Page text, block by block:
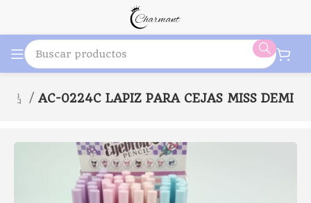
品 AC-0224C LAPIZ PARA CEJAS MISS DEMI